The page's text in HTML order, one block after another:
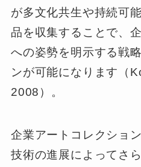
が多文化共生や持続可
品を収集することで、
への姿勢を明示する戦
ンが可能になります（
2008）。
企業アートコレクショ
技術の進展によってさ